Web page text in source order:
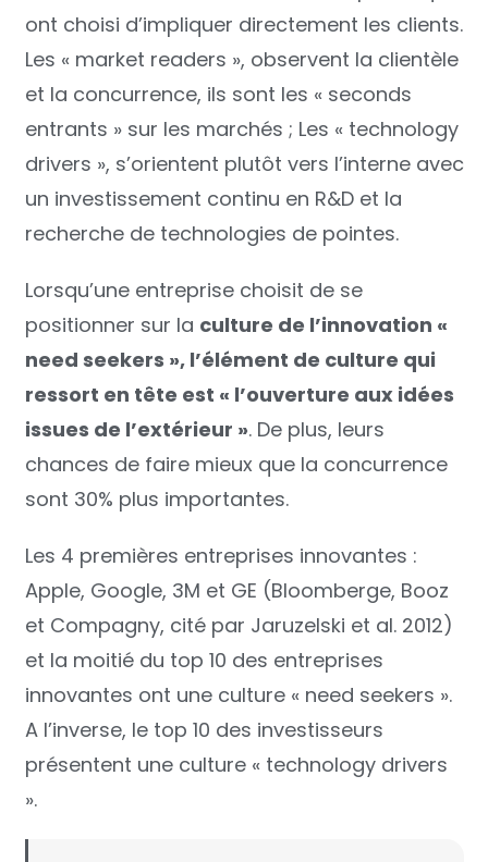
ont choisi d’impliquer directement les clients.
Les « market readers », observent la clientèle
et la concurrence, ils sont les « seconds
entrants » sur les marchés ; Les « technology
drivers », s’orientent plutôt vers l’interne avec
un investissement continu en R&D et la
recherche de technologies de pointes.
Lorsqu’une entreprise choisit de se
positionner sur la culture de l’innovation «
need seekers », l’élément de culture qui
ressort en tête est « l’ouverture aux idées
issues de l’extérieur ». De plus, leurs
chances de faire mieux que la concurrence
sont 30% plus importantes.
Les 4 premières entreprises innovantes :
Apple, Google, 3M et GE (Bloomberge, Booz
et Compagny, cité par Jaruzelski et al. 2012)
et la moitié du top 10 des entreprises
innovantes ont une culture « need seekers ».
A l’inverse, le top 10 des investisseurs
présentent une culture « technology drivers
».